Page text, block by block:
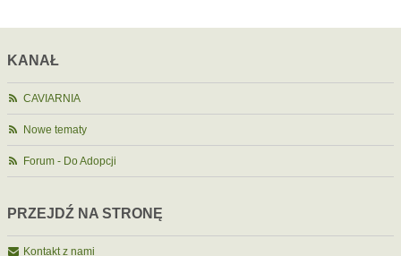
KANAŁ
CAVIARNIA
Nowe tematy
Forum - Do Adopcji
PRZEJDŹ NA STRONĘ
Kontakt z nami